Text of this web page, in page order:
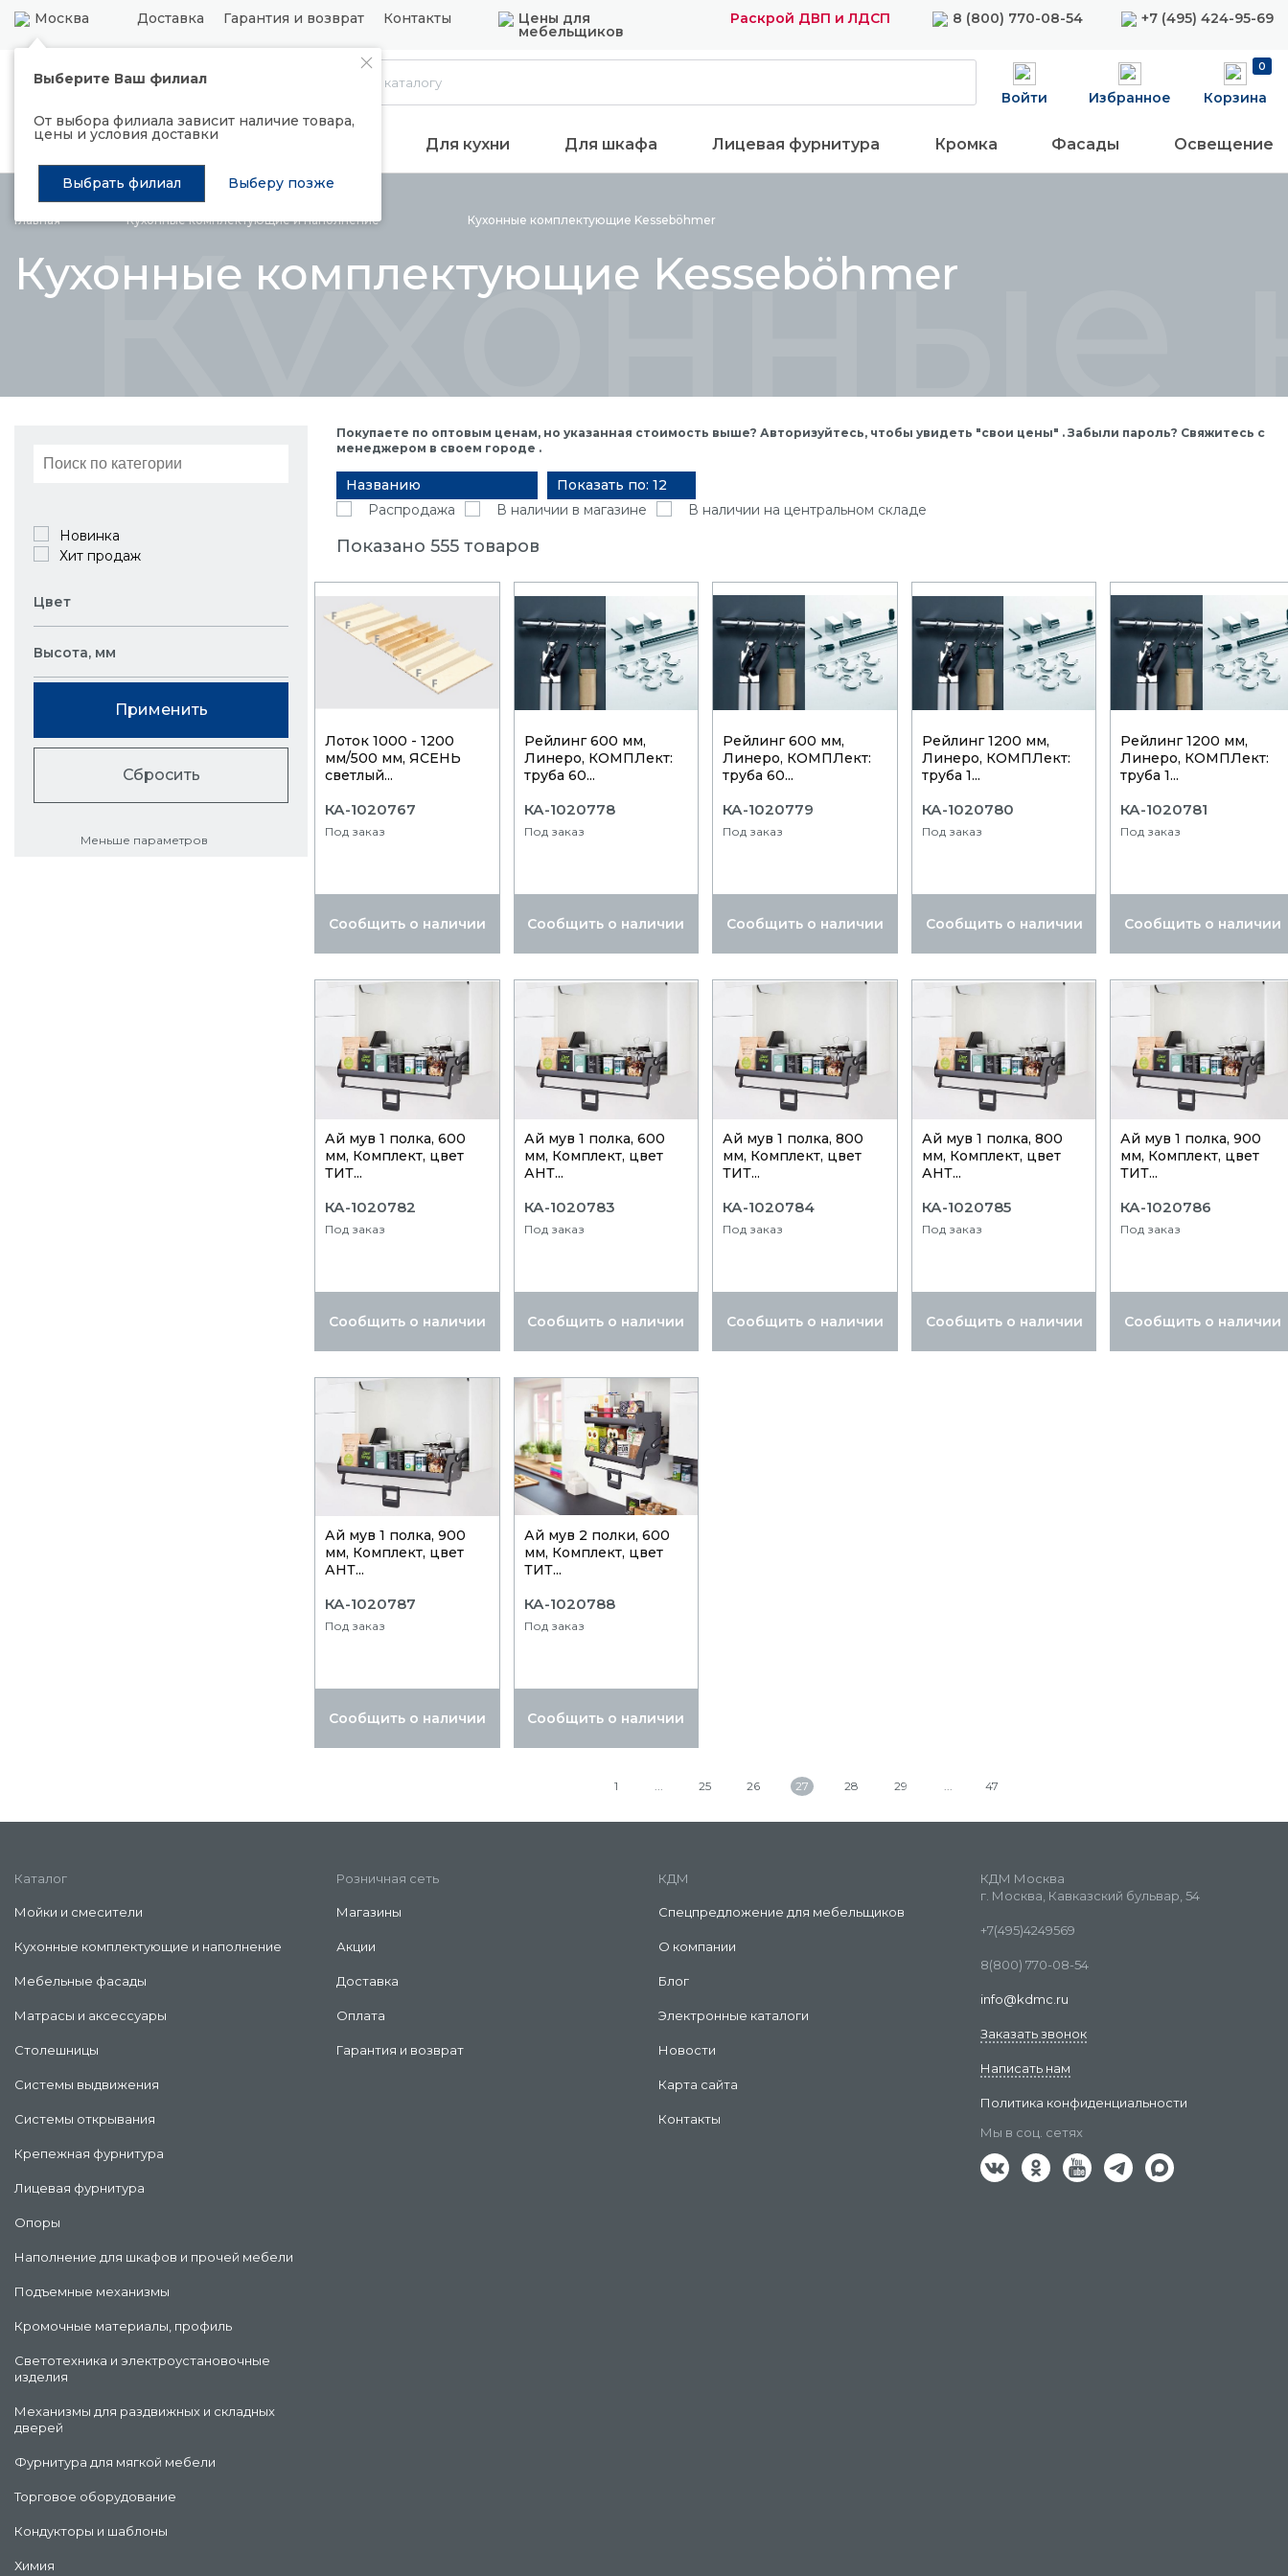
Москва Доставка Гарантия и возврат Контакты Цены для
мебельщиков
Раскрой ДВП и ЛДСП 8 (800) 770-08-54 +7 (495) 424-95-69
Выберите Ваш филиал
От выбора филиала зависит наличие товара,
цены и условия доставки
Выбрать филиал Выберу позже
Каталог
Войти Избранное
0
Корзина
Распродажа Подъемные механизмы Для кухни Для шкафа Лицевая фурнитура Кромка Фасады Освещение
Главная Кухонные комплектующие инаполнение Кухонные комплектующие Kesseböhmer
Кухонные комплектующие Kesseböhmer
Кухонные
Новинка
Хит продаж
Цвет
Высота, мм
Применить
Сбросить
Меньше параметров
Покупаете по оптовым ценам, но указанная стоимость выше? Авторизуйтесь, чтобы увидеть "свои цены" . Забыли пароль? Свяжитесь с
менеджером в своем городе .
Названию
Показать по: 12
Распродажа
В наличии в магазине В наличии на центральном складе
Показано 555 товаров
Лоток 1000 - 1200
мм/500 мм, ЯСЕНЬ
светлый...
КА-1020767
Под заказ
Сообщить о наличии
Рейлинг 600 мм,
Линеро, КОМПЛект:
труба 60...
КА-1020778
Под заказ
Сообщить о наличии
Рейлинг 600 мм,
Линеро, КОМПЛект:
труба 60...
КА-1020779
Под заказ
Сообщить о наличии
Рейлинг 1200 мм,
Линеро, КОМПЛект:
труба 1...
КА-1020780
Под заказ
Сообщить о наличии
Рейлинг 1200 мм,
Линеро, КОМПЛект:
труба 1...
КА-1020781
Под заказ
Сообщить о наличии
Ай мув 1 полка, 600
мм, Комплект, цвет
ТИТ...
КА-1020782
Под заказ
Сообщить о наличии
Ай мув 1 полка, 600
мм, Комплект, цвет
АНТ...
КА-1020783
Под заказ
Сообщить о наличии
Ай мув 1 полка, 800
мм, Комплект, цвет
ТИТ...
КА-1020784
Под заказ
Сообщить о наличии
Ай мув 1 полка, 800
мм, Комплект, цвет
АНТ...
КА-1020785
Под заказ
Сообщить о наличии
Ай мув 1 полка, 900
мм, Комплект, цвет
ТИТ...
КА-1020786
Под заказ
Сообщить о наличии
Ай мув 1 полка, 900
мм, Комплект, цвет
АНТ...
КА-1020787
Под заказ
Сообщить о наличии
Ай мув 2 полки, 600
мм, Комплект, цвет
ТИТ...
КА-1020788
Под заказ
Сообщить о наличии
1 25 26 27 28 29 47
Каталог
Мойки и смесители
Кухонные комплектующие и наполнение
Мебельные фасады
Матрасы и аксессуары
Столешницы
Системы выдвижения
Системы открывания
Крепежная фурнитура
Лицевая фурнитура
Опоры
Наполнение для шкафов и прочей мебели
Подъемные механизмы
Кромочные материалы, профиль
Светотехника и электроустановочные
изделия
Механизмы для раздвижных и складных
дверей
Фурнитура для мягкой мебели
Торговое оборудование
Кондукторы и шаблоны
Химия
Розничная сеть
Магазины
Акции
Доставка
Оплата
Гарантия и возврат
КДМ
Спецпредложение для мебельщиков
О компании
Блог
Электронные каталоги
Новости
Карта сайта
Контакты
КДМ Москва
г. Москва, Кавказский бульвар, 54
+7(495)4249569
8(800) 770-08-54
info@kdmc.ru
Заказать звонок
Написать нам
Политика конфиденциальности
Мы в соц. сетях